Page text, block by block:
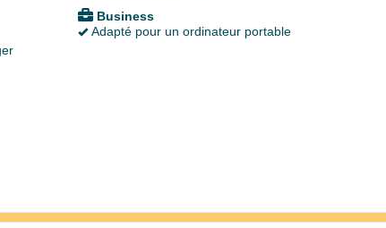
Business
Adapté pour un ordinateur portable